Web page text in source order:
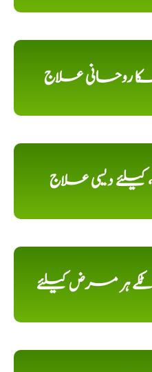
روحانی علاج
کیلئے دیسی علاج
ہر مرض کیلئے